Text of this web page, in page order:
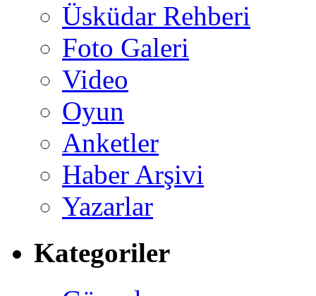
Üsküdar Rehberi
Foto Galeri
Video
Oyun
Anketler
Haber Arşivi
Yazarlar
Kategoriler